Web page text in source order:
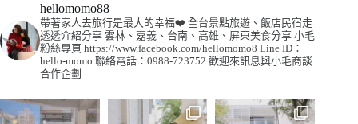
hellomomo88
帶著家人去旅行是最大的幸福❤️ 全台景點旅遊、飯店民宿走
透透介紹分享 雲林、嘉義、台南、高雄、屏東美食分享 小毛
粉絲專頁 https://www.facebook.com/hellomomo8 Line ID：
hello-momo 聯絡電話：0988-723752 歡迎來訊息與小毛商談
合作企劃